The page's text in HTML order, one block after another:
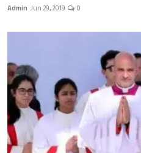
Admin Jun 29, 2019 0